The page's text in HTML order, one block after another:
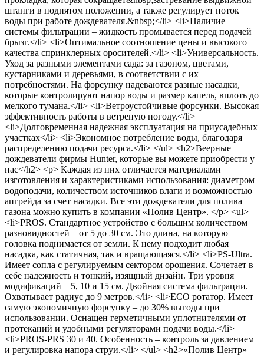
штанги в поднятом положении, а также регулирует поток
воды при работе дождевателя.&nbsp;</li> <li>Наличие
системы фильтрации – жидкость промывается перед подачей
брызг.</li> <li>Оптимальное соотношение цены и высокого
качества спринклерных оросителей.</li> <li>Универсальность.
Уход за разными элементами сада: за газоном, цветами,
кустарниками и деревьями, в соответствии с их
потребностями. На форсунку надеваются разные насадки,
которые контролируют напор воды и размер капель, вплоть до
мелкого тумана.</li> <li>Ветроустойчивые форсунки. Высокая
эффективность работы в ветреную погоду.</li>
<li>Долговременная надежная эксплуатация на приусадебных
участках</li> <li>Экономное потребление воды, благодаря
распределению подачи ресурса.</li> </ul> <h2>Веерные
дождеватели фирмы Hunter, которые вы можете приобрести у
нас</h2> <p> Каждая из них отличается материалами
изготовления и характеристиками использования: диаметром
водоподачи, количеством источников влаги и возможностью
апгрейда за счет насадки. Все эти дождеватели для полива
газона можно купить в компании «Полив Центр». </p> <ul>
<li>PROS. Стандартное устройство с большим количеством
разновидностей – от 5 до 30 см. Это длина, на которую
головка поднимается от земли. К нему подходит любая
насадка, как статичная, так и вращающаяся.</li> <li>PS-Ultra.
Имеет сопла с регулируемым сектором орошения. Сочетает в
себе надежность и тонкий, изящный дизайн. Три уровня
модификаций – 5, 10 и 15 см. Двойная система фильтрации.
Охватывает радиус до 9 метров.</li> <li>ECO ротатор. Имеет
самую экономичную форсунку – до 30% выгоды при
использовании. Оснащен герметичными уплотнителями от
протеканий и удобными регуляторами подачи воды.</li>
<li>PROS-PRS 30 и 40. Особенность – контроль за давлением
и регулировка напора струи.</li> </ul> <h2>«Полив Центр» –